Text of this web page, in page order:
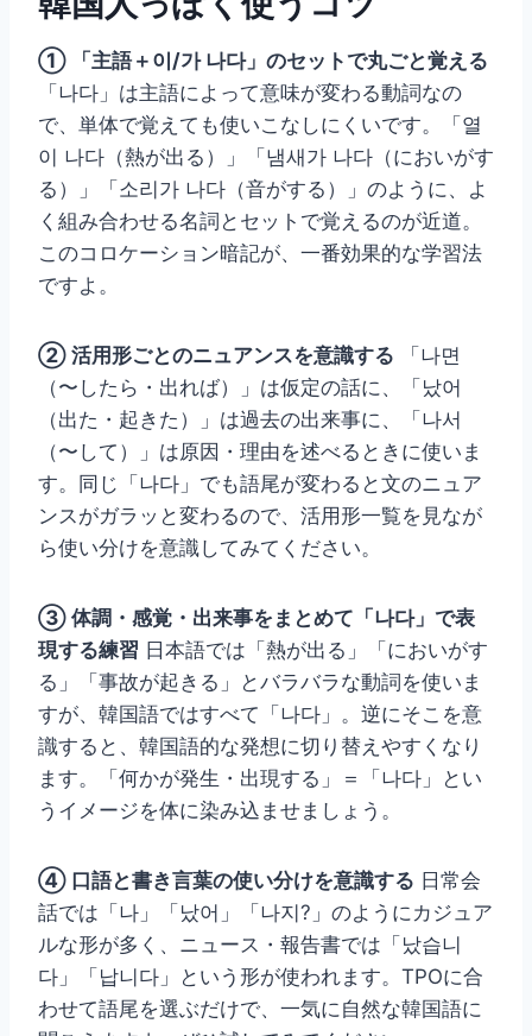
① 「主語＋이/가 나다」のセットで丸ごと覚える
「나다」は主語によって意味が変わる動詞なの
で、単体で覚えても使いこなしにくいです。「열
이 나다（熱が出る）」「냄새가 나다（においがす
る）」「소리가 나다（音がする）」のように、よ
く組み合わせる名詞とセットで覚えるのが近道。
このコロケーション暗記が、一番効果的な学習法
ですよ。
② 活用形ごとのニュアンスを意識する 「나면
（〜したら・出れば）」は仮定の話に、「났어
（出た・起きた）」は過去の出来事に、「나서
（〜して）」は原因・理由を述べるときに使いま
す。同じ「나다」でも語尾が変わると文のニュア
ンスがガラッと変わるので、活用形一覧を見なが
ら使い分けを意識してみてください。
③ 体調・感覚・出来事をまとめて「나다」で表
現する練習 日本語では「熱が出る」「においがす
る」「事故が起きる」とバラバラな動詞を使いま
すが、韓国語ではすべて「나다」。逆にそこを意
識すると、韓国語的な発想に切り替えやすくなり
ます。「何かが発生・出現する」＝「나다」とい
うイメージを体に染み込ませましょう。
④ 口語と書き言葉の使い分けを意識する 日常会
話では「나」「났어」「나지?」のようにカジュア
ルな形が多く、ニュース・報告書では「났습니
다」「납니다」という形が使われます。TPOに合
わせて語尾を選ぶだけで、一気に自然な韓国語に